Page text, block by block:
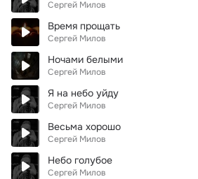
Сергей Милов
Время прощать
Сергей Милов
Ночами белыми
Сергей Милов
Я на небо уйду
Сергей Милов
Весьма хорошо
Сергей Милов
Небо голубое
Сергей Милов